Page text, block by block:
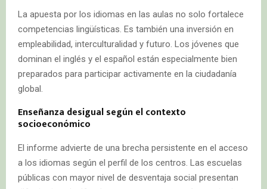
La apuesta por los idiomas en las aulas no solo fortalece
competencias lingüísticas. Es también una inversión en
empleabilidad, interculturalidad y futuro. Los jóvenes que
dominan el inglés y el español están especialmente bien
preparados para participar activamente en la ciudadanía
global.
Enseñanza desigual según el contexto
socioeconómico
El informe advierte de una brecha persistente en el acceso
a los idiomas según el perfil de los centros. Las escuelas
públicas con mayor nivel de desventaja social presentan